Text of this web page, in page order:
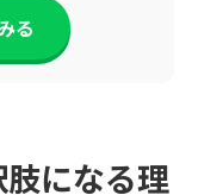
る
になる理